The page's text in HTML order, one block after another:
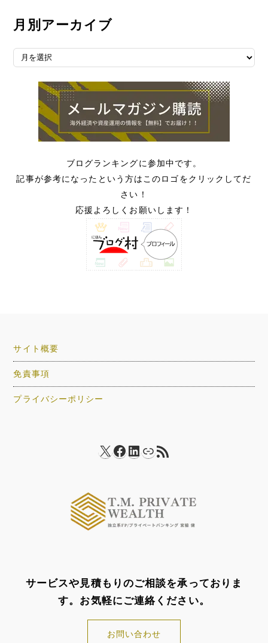
月別アーカイブ
月別アーカイブ
ブログランキングに参加中です。
記事が参考になったという方はこのロゴをクリックしてだ
さい！
応援よろしくお願いします！
サイト概要
免責事項
プライバシーポリシー
X Facebook
LinkedIn
リンクRSS フィード
サービスや見積もりのご相談を承っておりま
す。お気軽にご連絡ください。
お問い合わせ